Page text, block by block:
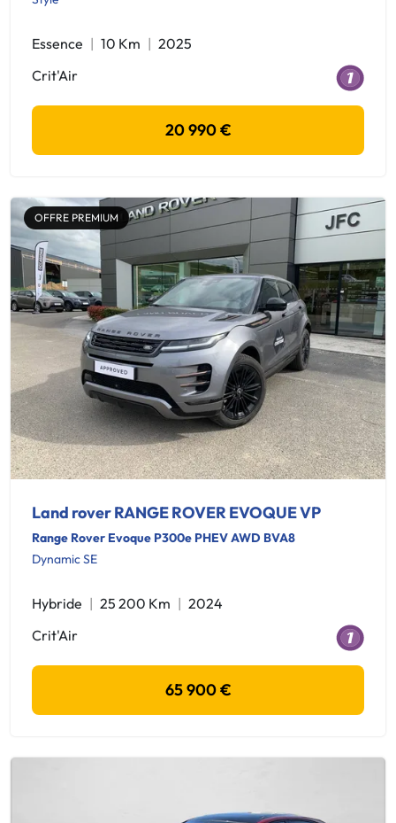
Essence 10 Km
2025
Crit'Air
20 990 €
OFFRE PREMIUM
Land rover RANGE ROVER EVOQUE VP
Range Rover Evoque P300e PHEV AWD BVA8
Dynamic SE
Hybride 25 200 Km
2024
Crit'Air
65 900 €